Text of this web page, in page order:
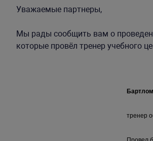
Уважаемые партнеры,
Мы рады сообщить вам о
которые провёл тренер учебного
тренер